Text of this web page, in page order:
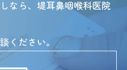
なら、堤耳鼻咽喉科医院
ください。